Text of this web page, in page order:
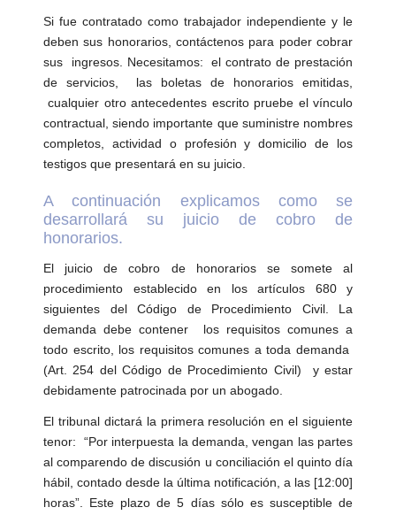
Local
Regiones
Contáctenos
Nuestra
Empresa
Noticias
Si fue contratado como trabajador independiente y le
deben sus honorarios, contáctenos para poder cobrar
sus ingresos. Necesitamos: el contrato de prestación
de servicios, las boletas de honorarios emitidas,
cualquier otro antecedentes escrito pruebe el vínculo
contractual, siendo importante que suministre nombres
completos, actividad o profesión y domicilio de los
testigos que presentará en su juicio.
A continuación explicamos como se
desarrollará su juicio de cobro de
honorarios.
El juicio de cobro de honorarios se somete al
procedimiento establecido en los artículos 680 y
siguientes del Código de Procedimiento Civil. La
demanda debe contener los requisitos comunes a
todo escrito, los requisitos comunes a toda demanda
(Art. 254 del Código de Procedimiento Civil) y estar
debidamente patrocinada por un abogado.
El tribunal dictará la primera resolución en el siguiente
tenor: “Por interpuesta la demanda, vengan las partes
al comparendo de discusión u conciliación el quinto día
hábil, contado desde la última notificación, a las [12:00]
horas”. Este plazo de 5 días sólo es susceptible de